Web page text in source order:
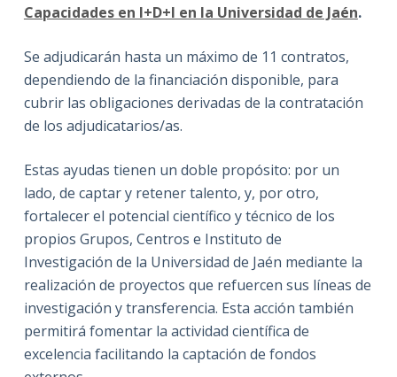
Capacidades en I+D+I en la Universidad de Jaén.
Se adjudicarán hasta un máximo de 11 contratos,
dependiendo de la financiación disponible, para
cubrir las obligaciones derivadas de la contratación
de los adjudicatarios/as.
Estas ayudas tienen un doble propósito: por un
lado, de captar y retener talento, y, por otro,
fortalecer el potencial científico y técnico de los
propios Grupos, Centros e Instituto de
Investigación de la Universidad de Jaén mediante la
realización de proyectos que refuercen sus líneas de
investigación y transferencia. Esta acción también
permitirá fomentar la actividad científica de
excelencia facilitando la captación de fondos